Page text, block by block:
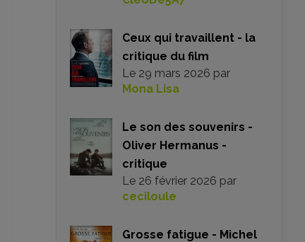
Ceux qui travaillent - la
critique du film
Le 29 mars 2026 par
Mona Lisa
Le son des souvenirs -
Oliver Hermanus -
critique
Le 26 février 2026 par
ceciloule
Grosse fatigue - Michel